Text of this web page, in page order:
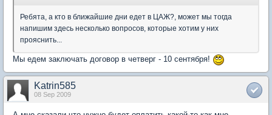
Ребята, а кто в ближайшие дни едет в ЦАЖ?, может мы тогда
напишим здесь несколько вопросов, которые хотим у них
прояснить...
Мы едем заключать договор в четверг - 10 сентября!
Katrin585
08 Sep 2009